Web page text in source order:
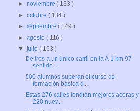
►noviembre( 133 )
►octubre( 134 )
►septiembre( 149 )
►agosto( 116 )
▼julio( 153 )
De tres a un único carril en la A-1 km 97
sentido ...
500 alumnos superan el curso de
formación básica d...
Estas 276 calles tendrán mejores aceras y
220 nuev...